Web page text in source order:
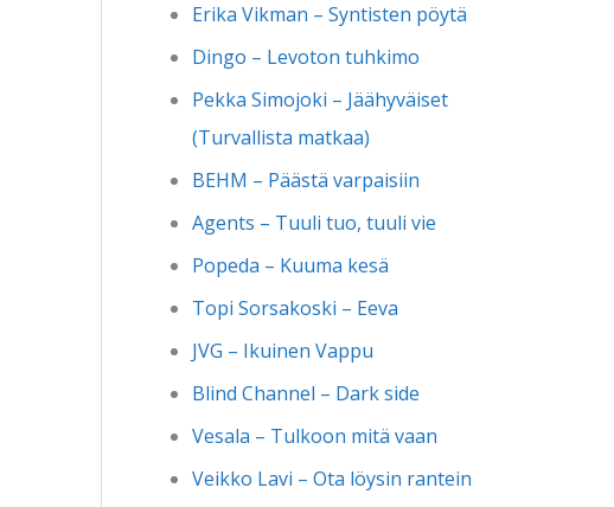
Erika Vikman – Syntisten pöytä
Dingo – Levoton tuhkimo
Pekka Simojoki – Jäähyväiset
(Turvallista matkaa)
BEHM – Päästä varpaisiin
Agents – Tuuli tuo, tuuli vie
Popeda – Kuuma kesä
Topi Sorsakoski – Eeva
JVG – Ikuinen Vappu
Blind Channel – Dark side
Vesala – Tulkoon mitä vaan
Veikko Lavi – Ota löysin rantein